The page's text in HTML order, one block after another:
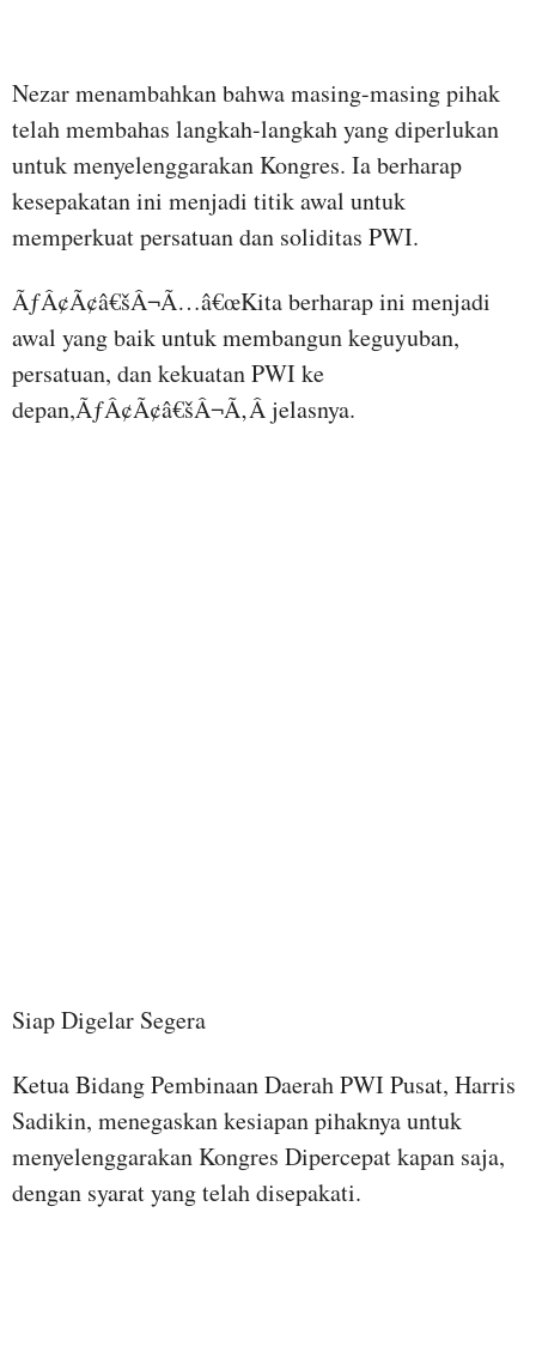
Nezar menambahkan bahwa masing-masing pihak
telah membahas langkah-langkah yang diperlukan
untuk menyelenggarakan Kongres. Ia berharap
kesepakatan ini menjadi titik awal untuk
memperkuat persatuan dan soliditas PWI.
ÃƒÂ¢Ã¢â€šÂ¬Ã…â€œKita berharap ini menjadi
awal yang baik untuk membangun keguyuban,
persatuan, dan kekuatan PWI ke
depan,ÃƒÂ¢Ã¢â€šÂ¬Ã‚Â jelasnya.
Siap Digelar Segera
Ketua Bidang Pembinaan Daerah PWI Pusat, Harris
Sadikin, menegaskan kesiapan pihaknya untuk
menyelenggarakan Kongres Dipercepat kapan saja,
dengan syarat yang telah disepakati.